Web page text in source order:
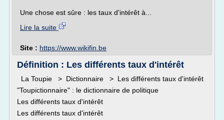
Une chose est sûre : les taux d'intérêt à...
Lire la suite
Site : https://www.wikifin.be
Définition : Les différents taux d'intérêt
La Toupie > Dictionnaire > Les différents taux d'intérêt
"Toupictionnaire" : le dictionnaire de politique
Les différents taux d'intérêt
Les différents taux d'intérêt